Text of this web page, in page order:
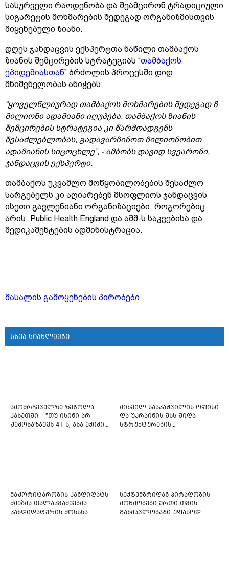
სასურველი რაოდენობა და შეამცირონ ტრადიციული
სიგარეტის მოხმარების შედეგად ორგანიზმისთვის
მიყენებული ზიანი.
დღეს ჯანდაცვის ექსპერტთა ნაწილი თამბაქოს
ზიანის შემცირების სტრატეგიას “თამბაქოს
ეპიდემიასთან” ბრძოლის პროცესში დიდ
მნიშვნელობას ანიჭებს.
“ყოველწლიურად თამბაქოს მოხმარების შედეგად 8
მილიონი ადამიანი იღუპება. თამბაქოს ზიანის
შემცირების სტრატეგია კი წარმოადგენს
შესაძლებლობას, გადავარჩინოთ მილიონობით
ადამიანის სიცოცხლე”, - ამბობს დავიდ სვეარონი,
ჯანდაცვის ექსპერტი.
თამბაქოს უკვამლო მოწყობილობების შესაძლო
სარგებელს კი აღიარებენ მსოფლიოს ჯანდაცვის
ისეთი გავლენიანი ორგანიზაციები, როგორებიც
არის: Public Health England და აშშ-ს საკვებისა და
მედიკამენტების ადმინისტრაცია.
მასალის გამოყენების პირობები
სხვა სიახლეები
ამომრჩეველზე ზეწოლა
კახეთში - "თუ ისინი არ
შემოხაზავენ 41-ს, ანა ექიმის
მიხეილ სააკაშვილის ოფისი
და უკრაინის შსს შიდა
სტრუქტურების
მაჟორიტარობის კანდიდატს
ძმებმა თალაკვაძეებმა
კანდიდატურის მოხსნა
სექტემბრიდან პირადობის
მოწმობები ერთი თვის
განმავლობაში უფასოდ